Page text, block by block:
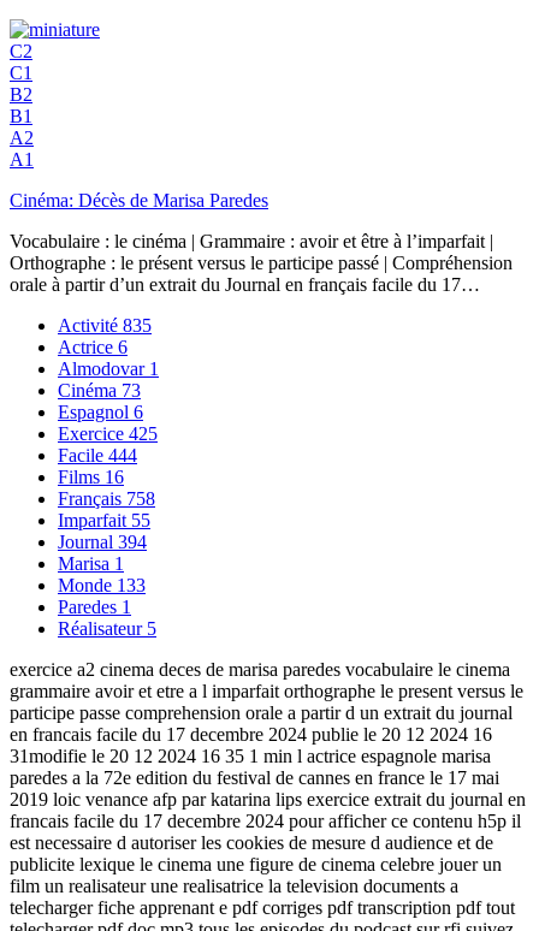
C2
C1
B2
B1
A2
A1
Cinéma: Décès de Marisa Paredes
Vocabulaire : le cinéma | Grammaire : avoir et être à l’imparfait |
Orthographe : le présent versus le participe passé | Compréhension
orale à partir d’un extrait du Journal en français facile du 17…
Activité 835
Actrice 6
Almodovar 1
Cinéma 73
Espagnol 6
Exercice 425
Facile 444
Films 16
Français 758
Imparfait 55
Journal 394
Marisa 1
Monde 133
Paredes 1
Réalisateur 5
exercice a2 cinema deces de marisa paredes vocabulaire le cinema
grammaire avoir et etre a l imparfait orthographe le present versus le
participe passe comprehension orale a partir d un extrait du journal
en francais facile du 17 decembre 2024 publie le 20 12 2024 16
31modifie le 20 12 2024 16 35 1 min l actrice espagnole marisa
paredes a la 72e edition du festival de cannes en france le 17 mai
2019 loic venance afp par katarina lips exercice extrait du journal en
francais facile du 17 decembre 2024 pour afficher ce contenu h5p il
est necessaire d autoriser les cookies de mesure d audience et de
publicite lexique le cinema une figure de cinema celebre jouer un
film un realisateur une realisatrice la television documents a
telecharger fiche apprenant e pdf corriges pdf transcription pdf tout